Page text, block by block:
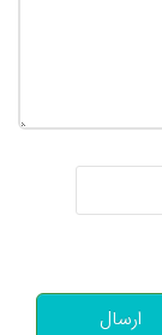
ارسال